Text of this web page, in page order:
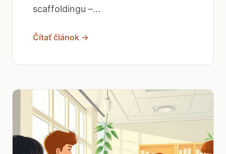
scaffoldingu –...
Čítať článok →